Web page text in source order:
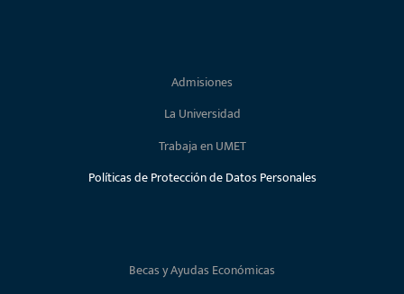
Admisiones
La Universidad
Trabaja en UMET
Políticas de Protección de Datos Personales
Becas y Ayudas Económicas